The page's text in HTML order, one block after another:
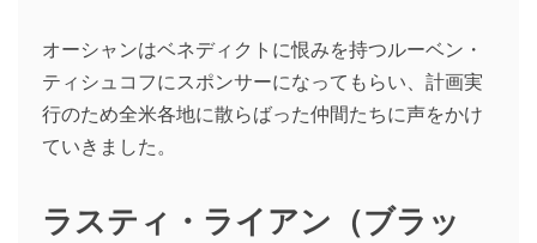
オーシャンはベネディクトに恨みを持つルーベン・
ティシュコフにスポンサーになってもらい、計画実
行のため全米各地に散らばった仲間たちに声をかけ
ていきました。
ラスティ・ライアン（ブラッ